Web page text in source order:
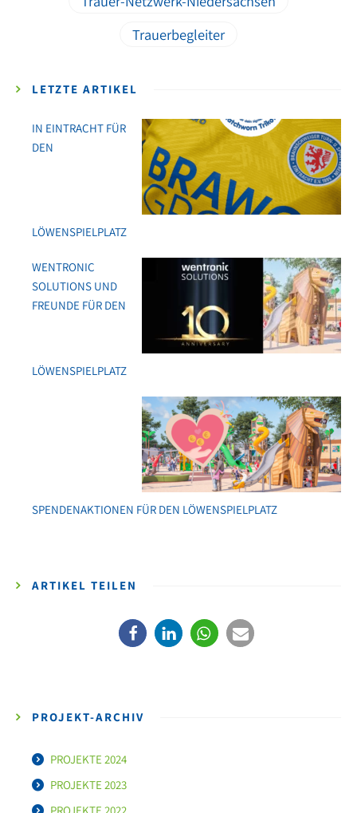
Trauerbegleiter
LETZTE ARTIKEL
IN EINTRACHT FÜR
DEN
LÖWENSPIELPLATZ
WENTRONIC
SOLUTIONS UND
FREUNDE FÜR DEN
LÖWENSPIELPLATZ
SPENDENAKTIONEN FÜR DEN LÖWENSPIELPLATZ
ARTIKEL TEILEN
PROJEKT-ARCHIV
PROJEKTE 2024
PROJEKTE 2023